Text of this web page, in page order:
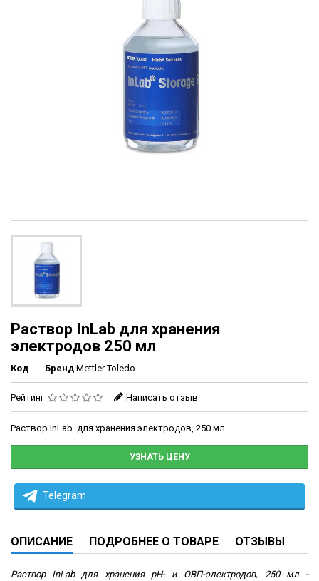
Раствор InLab для хранения
электродов 250 мл
Код Бренд Mettler Toledo
Рейтинг Написать отзыв
Раствор InLab для хранения электродов, 250 мл
УЗНАТЬ ЦЕНУ
Telegram
ОПИСАНИЕ ПОДРОБНЕЕ О ТОВАРЕ ОТЗЫВЫ
Раствор InLab для хранения pH- и ОВП-электродов, 250 мл -